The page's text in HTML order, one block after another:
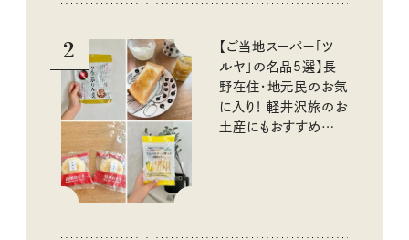
2
【ご当地スーパー「ツ
ルヤ」の名品5選】長
野在住・地元民のお気
に入り！ 軽井沢旅のお
土産にもおすすめのお